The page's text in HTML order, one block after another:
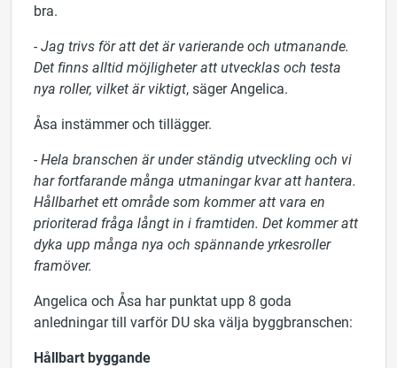
bra.
- Jag trivs för att det är varierande och utmanande.
Det finns alltid möjligheter att utvecklas och testa
nya roller, vilket är viktigt, säger Angelica.
Åsa instämmer och tillägger.
-Hela branschen är under ständig utveckling och vi
har fortfarande många utmaningar kvar att hantera.
Hållbarhet ett område som kommer att vara en
prioriterad fråga långt in i framtiden. Det kommer att
dyka upp många nya och spännande yrkesroller
framöver.
Angelica och Åsa har punktat upp 8 goda
anledningar till varför DU ska välja byggbranschen:
Hållbart byggande